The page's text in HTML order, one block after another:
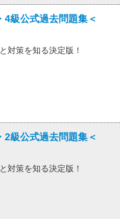
4級公式過去問題集＜
対策を知る決定版！
2級公式過去問題集＜
対策を知る決定版！